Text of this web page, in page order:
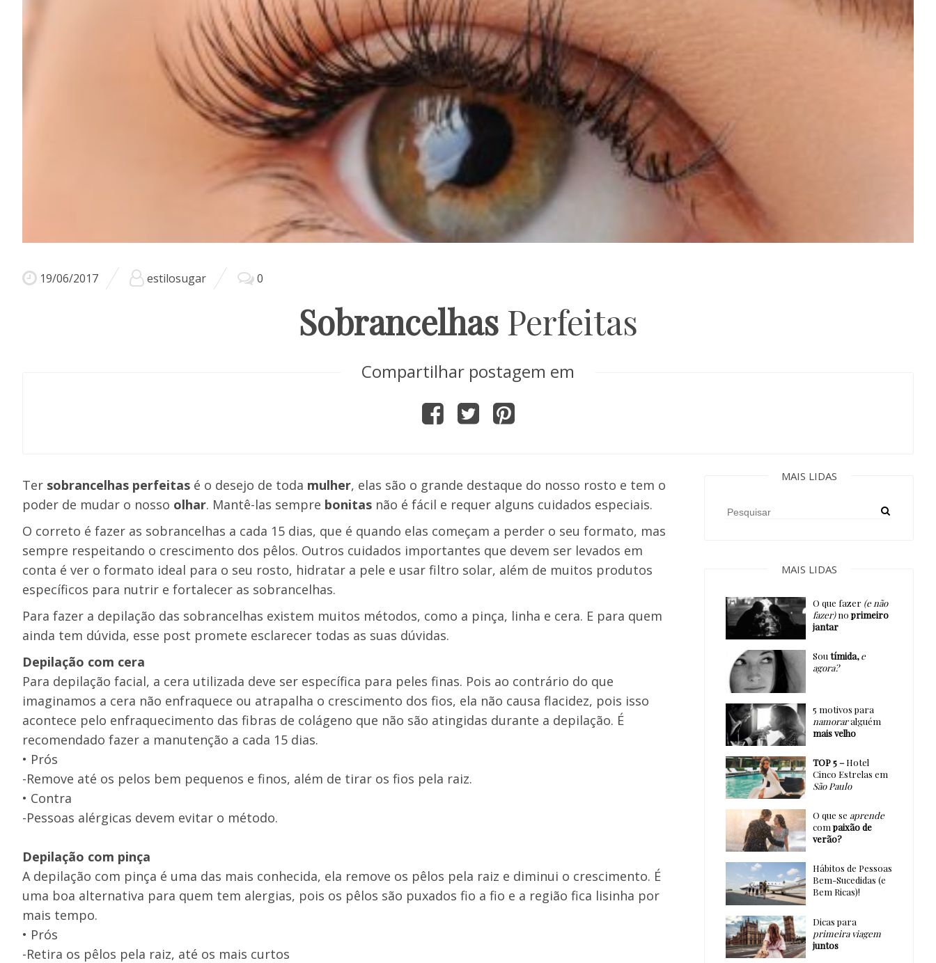
19/06/2017 estilosugar 0
SobrancelhasPerfeitas
Compartilhar postagem em
Ter sobrancelhas perfeitas é o desejo de toda mulher, elas são o grande destaque do nosso rosto e tem o
poder de mudar o nosso olhar. Mantê-las sempre bonitas não é fácil e requer alguns cuidados especiais.
O correto é fazer as sobrancelhas a cada 15 dias, que é quando elas começam a perder o seu formato, mas
sempre respeitando o crescimento dos pêlos. Outros cuidados importantes que devem ser levados em
conta é ver o formato ideal para o seu rosto, hidratar a pele e usar filtro solar, além de muitos produtos
específicos para nutrir e fortalecer as sobrancelhas.
Para fazer a depilação das sobrancelhas existem muitos métodos, como a pinça, linha e cera. E para quem
ainda tem dúvida, esse post promete esclarecer todas as suas dúvidas.
Depilação com cera
Para depilação facial, a cera utilizada deve ser específica para peles finas. Pois ao contrário do que
imaginamos a cera não enfraquece ou atrapalha o crescimento dos fios, ela não causa flacidez, pois isso
acontece pelo enfraquecimento das fibras de colágeno que não são atingidas durante a depilação. É
recomendado fazer a manutenção a cada 15 dias.
• Prós
-Remove até os pelos bem pequenos e finos, além de tirar os fios pela raiz.
• Contra
-Pessoas alérgicas devem evitar o método.
Depilação com pinça
A depilação com pinça é uma das mais conhecida, ela remove os pêlos pela raiz e diminui o crescimento. É
uma boa alternativa para quem tem alergias, pois os pêlos são puxados fio a fio e a região fica lisinha por
mais tempo.
• Prós
-Retira os pêlos pela raiz, até os mais curtos
MAIS LIDAS
MAIS LIDAS
O que fazer (e não
fazer)noprimeiro
jantar
Sou tímida, e
agora?
5 motivos para
namoraralguém
mais velho
TOP 5 –Hotel
Cinco Estrelas em
São Paulo
O que se aprende
compaixão de
verão?
Hábitos de Pessoas
Bem-Sucedidas (e
Bem Ricas)!
Dicas para
primeira viagem
juntos